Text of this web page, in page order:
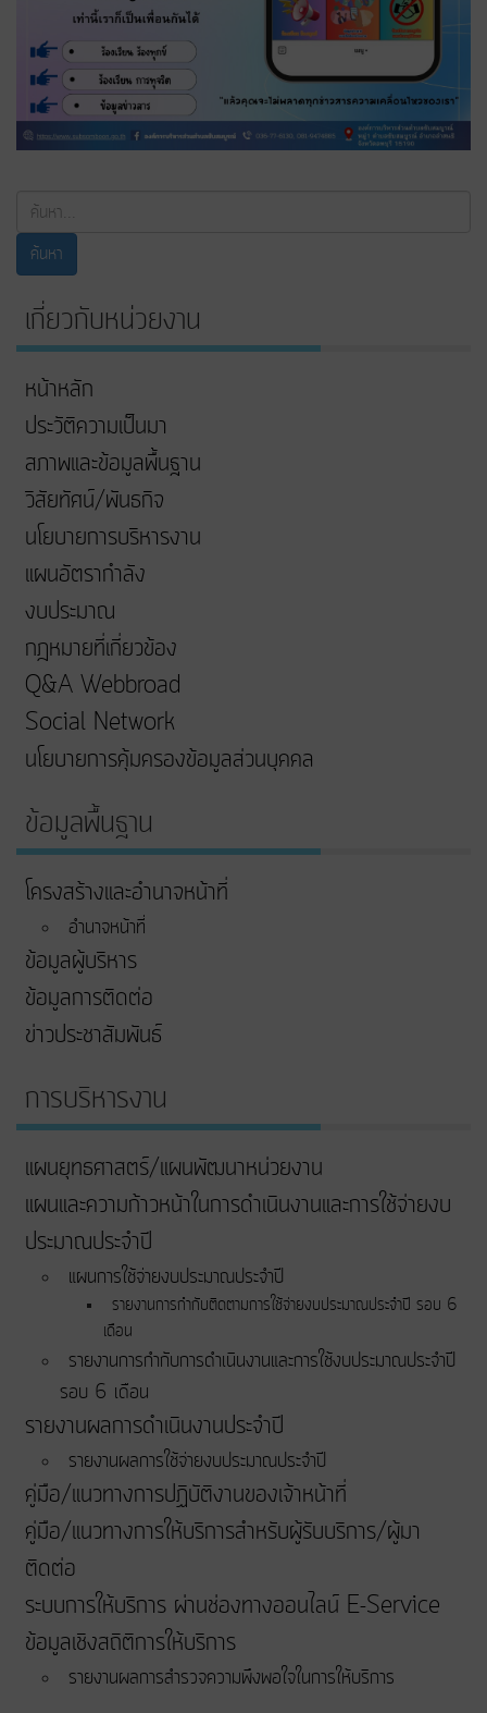
ค้นหา...
ค้นหา
เกี่ยวกับหน่วยงาน
หน้าหลัก
ประวัติความเป็นมา
สภาพและข้อมูลพื้นฐาน
วิสัยทัศน์/พันธกิจ
นโยบายการบริหารงาน
แผนอัตรากำลัง
งบประมาณ
กฎหมายที่เกี่ยวข้อง
Q&A Webbroad
Social Network
นโยบายการคุ้มครองข้อมูลส่วนบุคคล
ข้อมูลพื้นฐาน
โครงสร้างและอำนาจหน้าที่
อำนาจหน้าที่
ข้อมูลผู้บริหาร
ข้อมูลการติดต่อ
ข่าวประชาสัมพันธ์
การบริหารงาน
แผนยุทธศาสตร์/แผนพัฒนาหน่วยงาน
แผนและความก้าวหน้าในการดําเนินงานและการใช้จ่ายงบ
ประมาณประจําปี
แผนการใช้จ่ายงบประมาณประจำปี
รายงานการกำกับติดตามการใช้จ่ายงบประมาณประจำปี รอบ 6
เดือน
รายงานการกำกับการดำเนินงานและการใช้งบประมาณประจำปี
รอบ 6 เดือน
รายงานผลการดำเนินงานประจำปี
รายงานผลการใช้จ่ายงบประมาณประจำปี
คู่มือ/แนวทางการปฏิบัติงานของเจ้าหน้าที่
คู่มือ/แนวทางการให้บริการสำหรับผู้รับบริการ/ผู้มา
ติดต่อ
ระบบการให้บริการ ผ่านช่องทางออนไลน์ E-Service
ข้อมูลเชิงสถิติการให้บริการ
รายงานผลการสำรวจความพึงพอใจในการให้บริการ